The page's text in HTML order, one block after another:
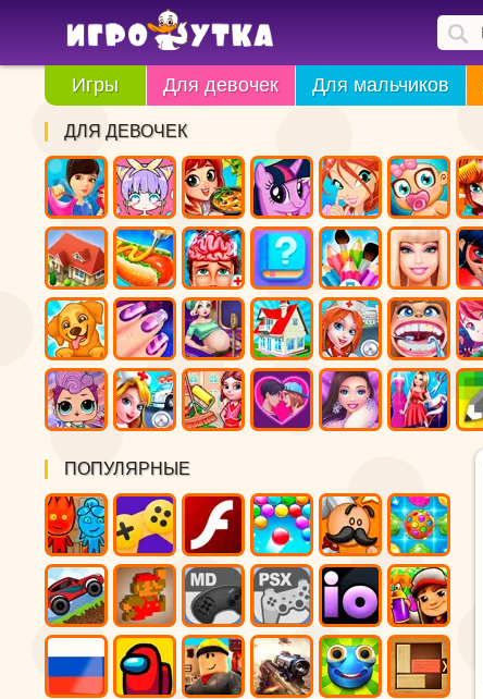
Игры Для девочек Для мальчиков
ДЛЯ ДЕВОЧЕК
ПОПУЛЯРНЫЕ